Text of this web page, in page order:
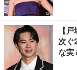
【
次ぐ
な実